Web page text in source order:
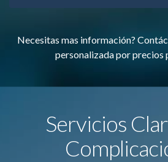
Necesitas mas información?
personalizada por precios
Servicios